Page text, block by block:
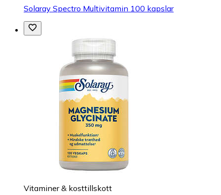
Solaray Spectro Multivitamin 100 kapslar
Vitaminer & kosttillskott